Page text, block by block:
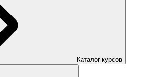
Каталог курсов